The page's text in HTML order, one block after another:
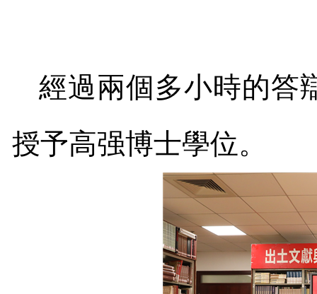
經過兩個多小時的答
授予高强博士學位。